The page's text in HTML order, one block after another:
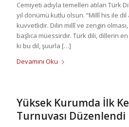
Cemiyeti adıyla temelleri atılan Türk
yıl dönümü kutlu olsun. “Millî his ile
kuvvetlidir. Dilin millî ve zengin
başlıca müessirdir. Türk dili, dillerin
ki bu dil, şuurla […]
Devamını Oku
Yüksek Kurumda İlk
Turnuvası Düzenlendi